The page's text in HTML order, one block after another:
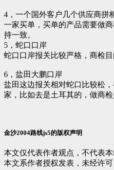
4，一个国外客户几个供应商拼
一家买单，买单的产品需要做
持一致。
5，蛇口口岸
蛇口口岸报关比较严格，商检
6，盐田大鹏口岸
盐田这边报关相对蛇口比较松
家，比如去是土耳其的，做商
金沙2004路线js5的版权声明
本文仅代表作者观点，不代表本
本文系作者授权发表，未经许可